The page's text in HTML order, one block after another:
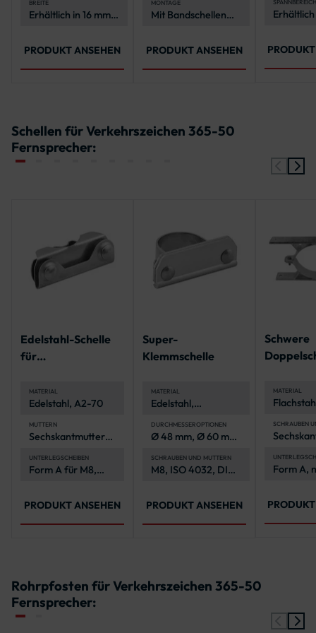
BREITE
Erhältlich in 16 mm
PRODUKT ANSEHEN
Rohrpfosten
MONTAGE
Mit Bandschellen
PRODUKT ANSEHEN
anderen
an
Erhältlich
von 40-
Schellen für Verkehrszeichen 365-50
Fernsprecher:
Edelstahl-Schelle
für
MATERIAL
Edelstahl, A2-70
MUTTERN
Sechskantmuttern,
4032
UNTERLEGSCHEIBEN
Form A für M8,
PRODUKT ANSEHEN
Super-
Klemmschelle
MATERIAL
Edelstahl,
(A2-70, A4-70)
DURCHMESSEROPTIONEN
Ø 48 mm, Ø 60 mm,
Ø 108 mm
SCHRAUBEN UND MUTTERN
M8, ISO 4032, DIN
PRODUKT ANSEHEN
Schwere
MATERIAL
SCHRAUBEN
nach ISO
Form A,
Rohrpfosten für Verkehrszeichen 365-50
Fernsprecher: